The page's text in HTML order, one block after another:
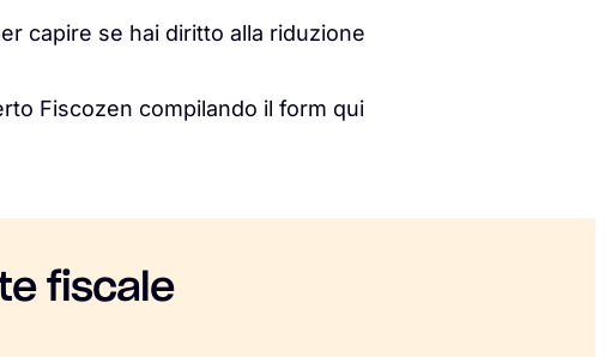
capire se hai diritto alla riduzione
Fiscozen compilando il form qui
fiscale